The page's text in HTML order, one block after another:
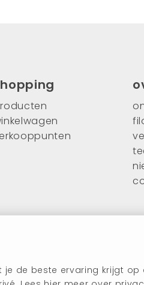
de beste ervaring krijgt op